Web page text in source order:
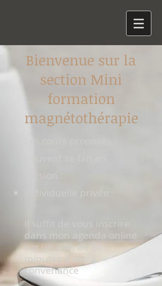
Bienvenue sur la
section Mini
formation
magnétothérapie
individuelle privée
Il suffit de vous inscrire
dans mon agenda online
sur un soin de 60
minutes à votre
convenance